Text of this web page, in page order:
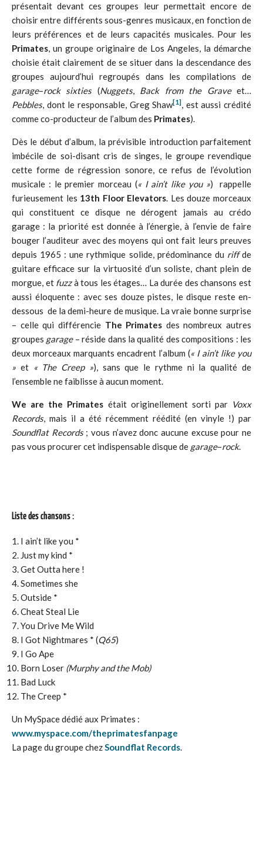
présentait devant ces groupes leur permettait encore de
choisir entre différents sous-genres musicaux, en fonction de
leurs préférences et de leurs capacités musicales. Pour les
Primates, un groupe originaire de Los Angeles, la démarche
choisie était clairement de se situer dans la descendance des
groupes aujourd’hui regroupés dans les compilations de
garage–rock sixties(Nuggets, Back from the Graveet…
Pebbles, dont le responsable, Greg Shaw[1] , est aussi crédité
comme co-producteur de l’album des Primates).
Dès le début d’album, la prévisible introduction parfaitement
imbécile de soi-disant cris de singes, le groupe revendique
cette forme de régression sonore, ce refus de l’évolution
musicale : le premier morceau (« I ain’t like you ») rappelle
furieusement les 13th Floor Elevators. Les douze morceaux
qui constituent ce disque ne dérogent jamais au crédo
garage : la priorité est donnée à l’énergie, à l’envie de faire
bouger l’auditeur avec des moyens qui ont fait leurs preuves
depuis 1965 : une rythmique solide, prédominance du riffde
guitare efficace sur la virtuosité d’un soliste, chant plein de
morgue, et fuzzà tous les étages… La durée des chansons est
aussi éloquente : avec ses douze pistes, le disque reste en-
dessous de la demi-heure de musique. La vraie bonne surprise
– celle qui différencie The Primates des nombreux autres
groupes garage– réside dans la qualité des compositions : les
deux morceaux marquants encadrent l’album (« I ain’t like you
» et « The Creep »), sans que le rythme ni la qualité de
l’ensemble ne faiblisse à aucun moment.
We are the Primates était originellement sorti par Voxx
Records, mais il a été récemment réédité (en vinyle !) par
Soundflat Records; vous n’avez donc aucune excuse pour ne
pas vous procurer cet indispensable disque de garage–rock.
Liste des chansons:
I ain’t like you *
Just my kind *
Get Outta here !
Sometimes she
Outside *
Cheat Steal Lie
You Drive Me Wild
I Got Nightmares * (Q65)
I Go Ape
Born Loser (Murphy and the Mob)
Bad Luck
The Creep *
Un MySpace dédié aux Primates :
www.myspace.com/theprimatesfanpage
La page du groupe chezSoundflat Records.